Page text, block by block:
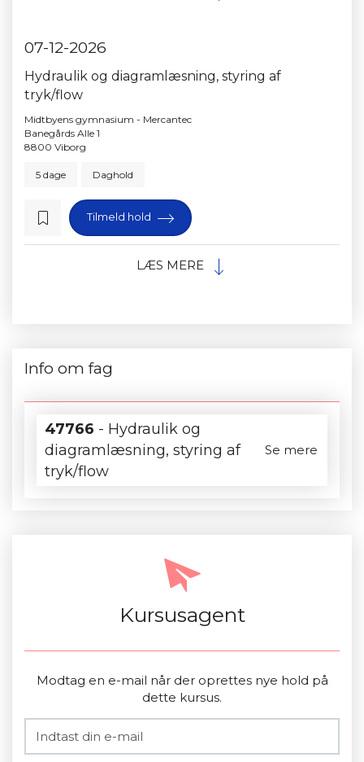
07-12-2026
Hydraulik og diagramlæsning, styring af
tryk/flow
Midtbyens gymnasium - Mercantec
Banegårds Alle 1
8800 Viborg
5 dage Daghold
Tilmeld hold
LÆS MERE
Info om fag
47766 - Hydraulik og
diagramlæsning, styring af
tryk/flow
Se mere
Kursusagent
Modtag en e-mail når der oprettes nye hold på
dette kursus.